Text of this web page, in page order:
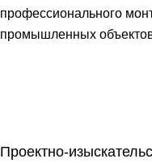
профессионального
промышленных
Проектно-